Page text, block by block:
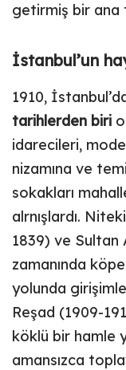
getirmiş bir ana
İstanbul’un
1910,
tarihlerden biri
idarecileri,
nizamına ve
sokakları
alrnışlardı.
1839) ve Sultan
zamanında
yolunda
Reşad (1909-
köklü bir hamle
amansızca